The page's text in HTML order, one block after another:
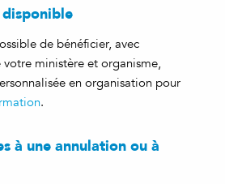
de bénéficier, avec
votre ministère et organisme,
en organisation pour
.
à une annulation ou à